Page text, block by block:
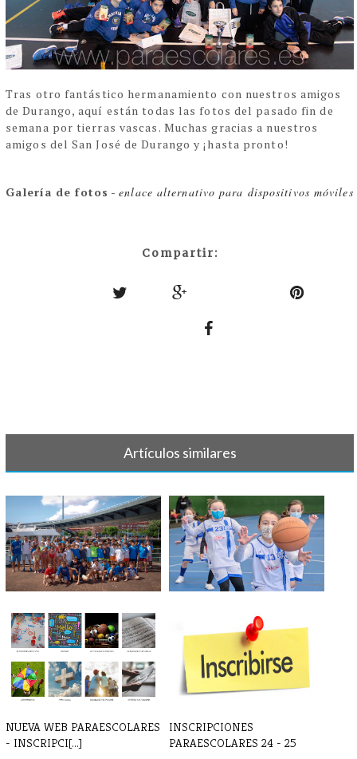
Tras otro fantástico hermanamiento con nuestros amigos
de Durango, aquí están todas las fotos del pasado fin de
semana por tierras vascas. Muchas gracias a nuestros
amigos del San José de Durango y ¡hasta pronto!
Galería de fotos -enlace alternativo para dispositivos móviles
Compartir:
Artículos similares
TORNEO BILBAO INDAUTXU
2022
GALERÍA DE FOTOS FEBRERO
NUEVA WEB PARAESCOLARES
- INSCRIPCI[...]
INSCRIPCIONES
PARAESCOLARES 24 - 25